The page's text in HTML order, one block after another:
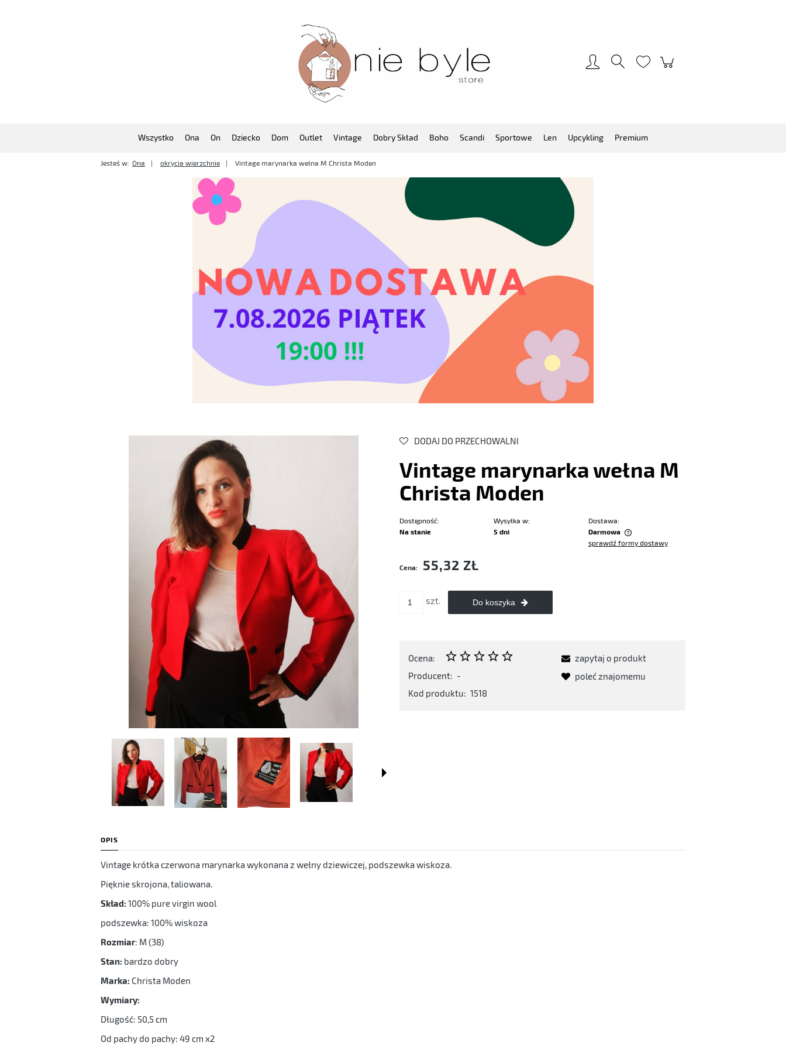
Wszystko Ona On Dziecko Dom Outlet Vintage Dobry Skład Boho Scandi Sportowe Len Upcykling Premium
Jesteś w: Ona okrycia wierzchnie Vintage marynarka wełna M Christa Moden
DODAJ DO PRZECHOWALNI
Vintage marynarka wełna M
Christa Moden
Dostępność:
Na stanie
Wysyłka w:
5 dni
Dostawa:
Darmowa
płatności
sprawdź formy dostawy
Cena: 55,32 ZŁ
szt. Do koszyka
Ocena:
Producent: -
Kod produktu: 1518
zapytaj o produkt
poleć znajomemu
OPIS
Vintage krótka czerwona marynarka wykonana z wełny dziewiczej, podszewka wiskoza.
Pięknie skrojona, taliowana.
Skład: 100% pure virgin wool
podszewka: 100% wiskoza
Rozmiar: M (38)
Stan: bardzo dobry
Marka: Christa Moden
Wymiary:
Długość: 50,5 cm
Od pachy do pachy: 49 cm x2